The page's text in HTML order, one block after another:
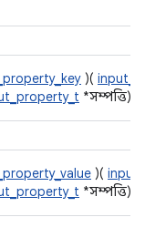
)(
*সম্পত্তি)
)(
*সম্পত্তি)